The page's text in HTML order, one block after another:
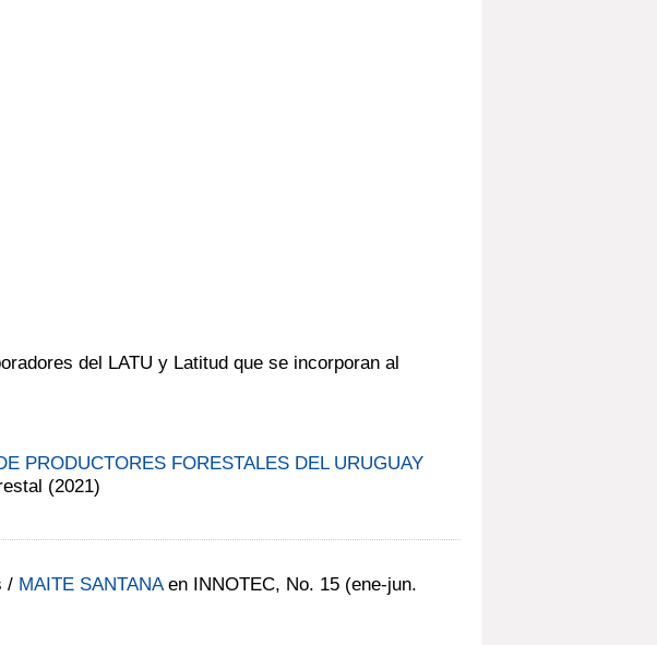
del LATU y Latitud que se incorporan al
PRODUCTORES FORESTALES DEL URUGUAY
(2021)
/ MAITE SANTANA en INNOTEC, No. 15 (ene-jun.